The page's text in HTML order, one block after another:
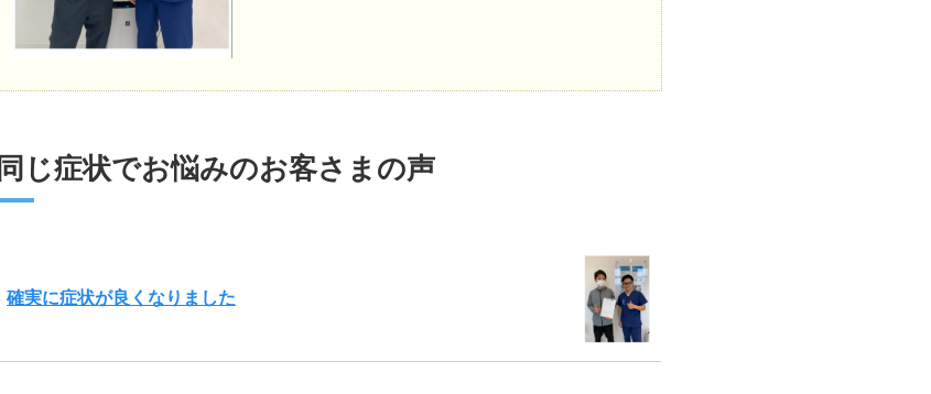
同じ症状でお悩みのお客さまの声
確実に症状が良くなりました